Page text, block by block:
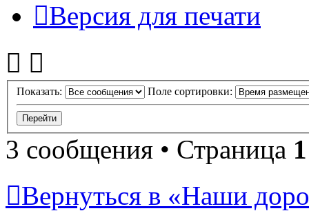
Версия для печати
Показать: Поле сортировки:
3 сообщения • Страница 1
Вернуться в «Наши